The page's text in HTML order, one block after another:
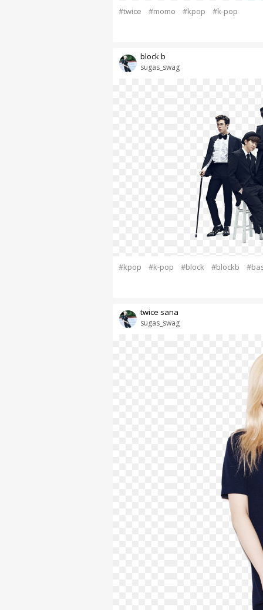
#twice #momo #kpop #k-pop
sugas_swag
block b
#kpop #k-pop #block #blockb
sugas_swag
twice sana